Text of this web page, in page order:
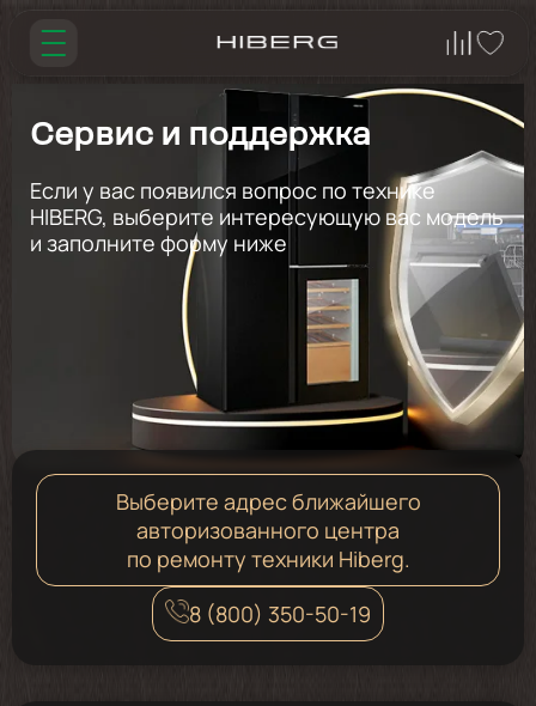
Сервис и поддержка
Если у вас появился вопрос по технике
HIBERG, выберите интересующую вас модель
и заполните форму ниже
Выберите адрес ближайшего
авторизованного центра
по ремонту техники Hiberg.
8 (800) 350-50-19